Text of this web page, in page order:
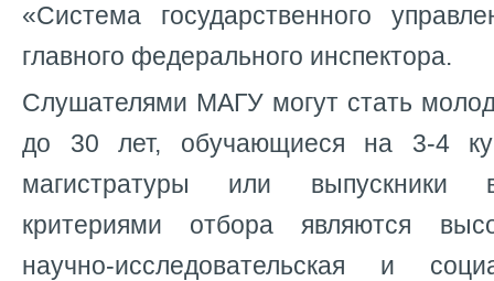
«Система государственного
главного федерального инспектора.
Слушателями МАГУ могут стать
до 30 лет, обучающиеся на 3-4
магистратуры или выпускники
критериями отбора являются
научно-исследовательская и